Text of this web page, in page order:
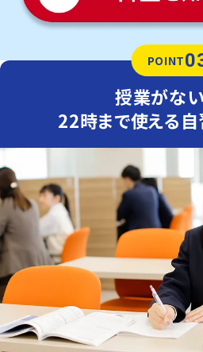
POINT
授業がな
22時まで使える自